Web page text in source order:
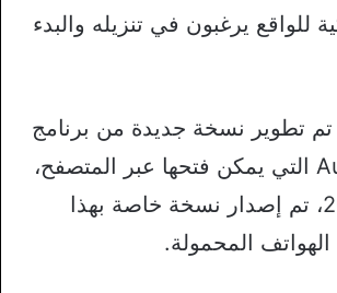
للواقع يرغبون في تنزيله والبدء
عام 2010، تم تطوير نسخة جديدة من برنامج
AutoCAD 2022 التي يمكن فتحها عبر المتصفح،
ثم في عام 2011، تم إصدار نسخة خاصة بهذا
الهواتف المحمولة.